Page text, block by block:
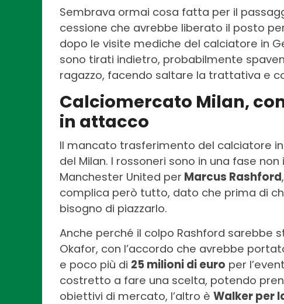
Sembrava ormai cosa fatta per il
cessione che avrebbe liberato il posto
dopo le visite mediche del calciatore in
sono tirati indietro, probabilmente
ragazzo, facendo saltare la trattativa e
Calciomercato Milan,
in attacco
Il mancato trasferimento del calciatore
del Milan. I rossoneri sono in una fase
Manchester United per Marcus Rashford
complica però tutto, dato che prima di
bisogno di piazzarlo.
Anche perché il colpo Rashford sarebbe
Okafor, con l’accordo che avrebbe
e poco più di 25 milioni di euro per
costretto a fare una scelta, potendo
obiettivi di mercato, l’altro è Walker per